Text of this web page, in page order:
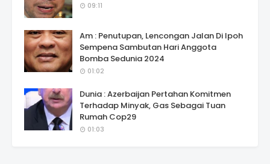
09:11
Am : Penutupan, Lencongan Jalan Di Ipoh
Sempena Sambutan Hari Anggota
Bomba Sedunia 2024
01:02
Dunia : Azerbaijan Pertahan Komitmen
Terhadap Minyak, Gas Sebagai Tuan
Rumah Cop29
01:03